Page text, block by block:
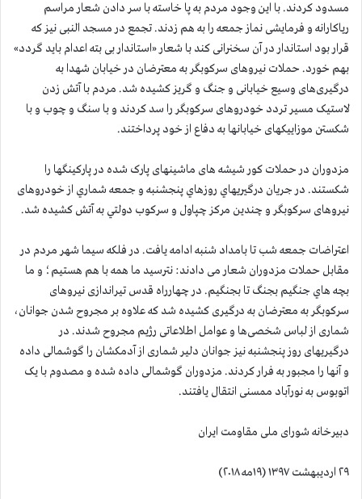
مسدود كردند. با این وجود مردم به پا خاسته با سر دادن شعار مراسم
ریاکارانه و فرمایشی نماز جمعه را به هم زدند. تجمع در مسجد النبی نیز که
قرار بود استاندار در آن سخنرانی کند با شعار «استاندار بی بته اعدام باید گردد»
بهم خورد. حملات نیروهای سرکوبگر به معترضان در خیابان شهدا به
درگیری‌های وسیع خیابانی و جنگ و گریز کشیده شد. مردم با آتش زدن
لاستیک مسیر تردد خودروهای سرکوبگر را سد کردند و با سنگ و چوب و با
شکستن موزاییکهای خیابانها به دفاع از خود پرداختند.
مزدوران در حملات کور شیشه های ماشینهای پارک شده در پارکینگها را
شکستند. در جريان درگيريهاي روزهاي پنجشنبه و جمعه شماري از خودروهای
نیروهای سرکوبگر و چندين مركز چپاول و سركوب دولتي به آتش کشیده شد.
اعتراضات جمعه شب تا بامداد شنبه ادامه یافت. در فلكه سيما شهر مردم در
مقابل حملات مزدوران شعار می دادند: نترسيد ما همه با هم هستيم؛ و ما
بچه هاي جنگيم بجنگ تا بجنگيم. در چهارراه قدس تیراندازی نیروهای
سرکوبگر به معترضان به درگیری کشیده شد که علاوه بر مجروح شدن جوانان،
شماری از لباس شخصی‌ها و عوامل اطلاعاتی رژیم مجروح شدند. در
درگیریهای روز پنجشنبه نیز جوانان دلیر شماری از آدمکشان را گوشمالی داده
و آنها را مجبور به فرار کردند. مزدوران گوشمالی داده شده و مصدوم با یک
اتوبوس به نورآباد ممسنی انتقال یافتند.
دبیرخانه شورای ملی مقاومت ایران
۲۹ اردیبهشت ۱۳۹۷ (۱۹مه ۲۰۱۸)